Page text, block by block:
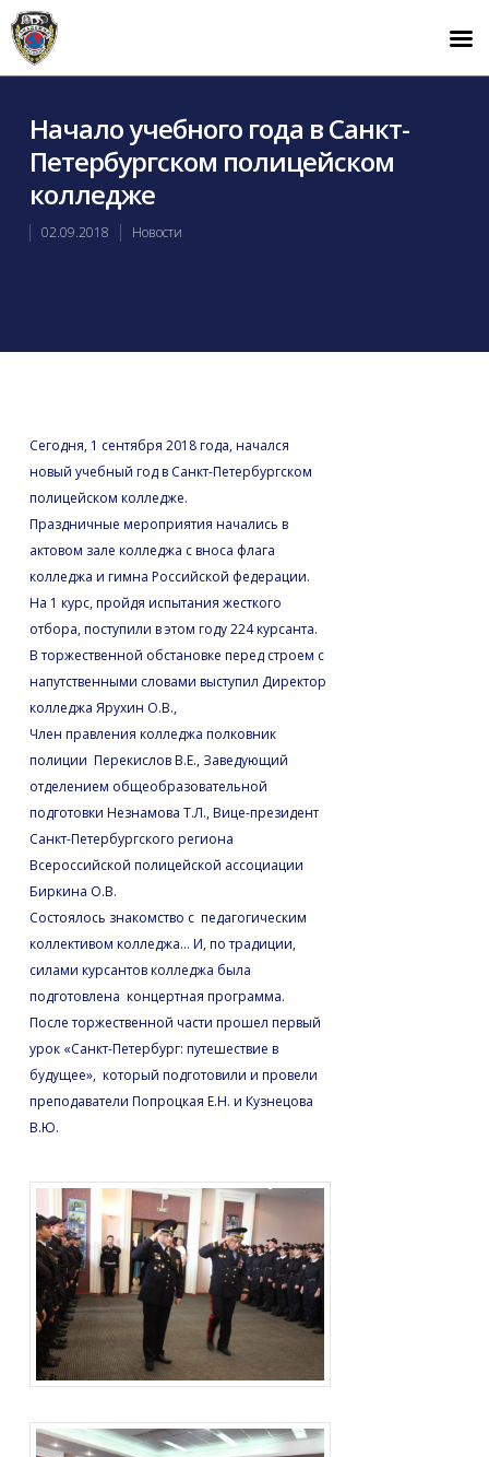
Начало учебного года в Санкт-
Петербургском полицейском
колледже
02.09.2018 Новости
Сегодня, 1 сентября 2018 года, начался
новый учебный год в Санкт-Петербургском
полицейском колледже.
Праздничные мероприятия начались в
актовом зале колледжа с вноса флага
колледжа и гимна Российской федерации.
На 1 курс, пройдя испытания жесткого
отбора, поступили в этом году 224 курсанта.
В торжественной обстановке перед строем с
напутственными словами выступил Директор
колледжа Ярухин О.В.,
Член правления колледжа полковник
полиции Перекислов В.Е., Заведующий
отделением общеобразовательной
подготовки Незнамова Т.Л., Вице-президент
Санкт-Петербургского региона
Всероссийской полицейской ассоциации
Биркина О.В.
Состоялось знакомство с педагогическим
коллективом колледжа… И, по традиции,
силами курсантов колледжа была
подготовлена концертная программа.
После торжественной части прошел первый
урок «Санкт-Петербург: путешествие в
будущее», который подготовили и провели
преподаватели Попроцкая Е.Н. и Кузнецова
В.Ю.